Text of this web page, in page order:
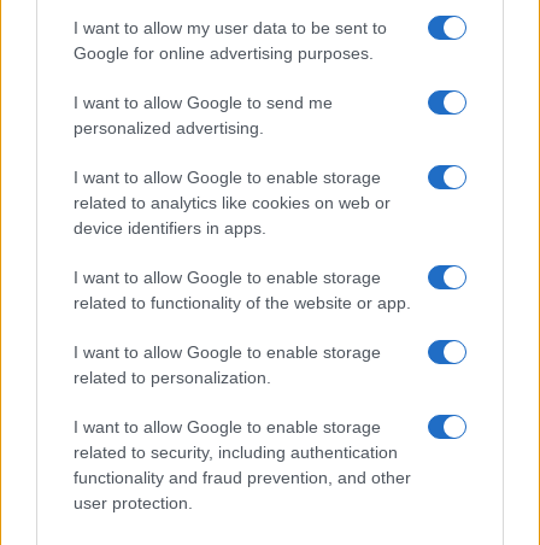
I want to allow my user data to be sent to
Google for online advertising purposes.
I want to allow Google to send me
personalized advertising.
I want to allow Google to enable storage
related to analytics like cookies on web or
device identifiers in apps.
I want to allow Google to enable storage
related to functionality of the website or app.
I want to allow Google to enable storage
related to personalization.
I want to allow Google to enable storage
related to security, including authentication
functionality and fraud prevention, and other
user protection.